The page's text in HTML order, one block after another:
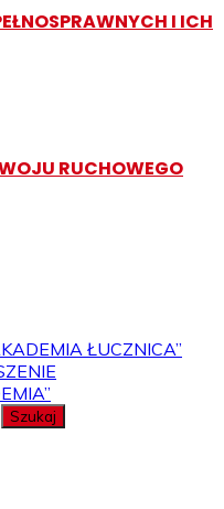
I ICH
RUCHOWEGO
ŁUCZNICA”